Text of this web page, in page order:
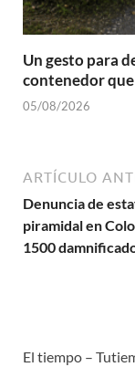
Un gesto para
contenedor
05/08/2026
ARTÍCULO
Denuncia de
piramidal en
1500
El tiempo –